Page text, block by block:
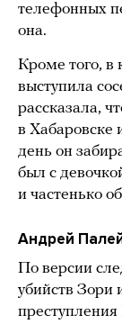
телефонных
она.
Кроме того, в
выступила
рассказала,
в Хабаровске
день он
был с
и частенько
Андрей
По версии
убийств Зори